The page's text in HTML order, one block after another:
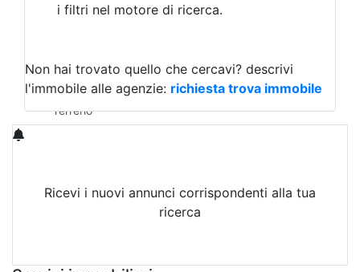
Magazzini
Qualsiasi
Terreno edificabile
Terreno
i filtri nel motore di ricerca.
Non hai trovato quello che cercavi? descrivi
l'immobile alle agenzie: richiesta trova immobile
Ricevi i nuovi annunci corrispondenti alla tua
ricerca